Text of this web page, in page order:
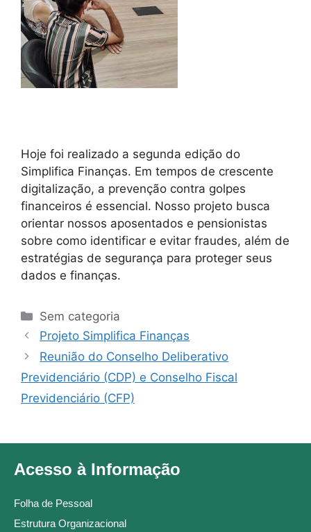
Hoje foi realizado a segunda edição do
Simplifica Finanças. Em tempos de crescente
digitalização, a prevenção contra golpes
financeiros é essencial. Nosso projeto busca
orientar nossos aposentados e pensionistas
sobre como identificar e evitar fraudes, além de
estratégias de segurança para proteger seus
dados e finanças.
Sem categoria
Projeto Simplifica Finanças
Reunião do Conselho Deliberativo
Previdenciário (CDP) e Conselho Fiscal
Previdenciário (CFP)
Acesso à Informação
Folha de Pessoal
Estrutura Organizacional